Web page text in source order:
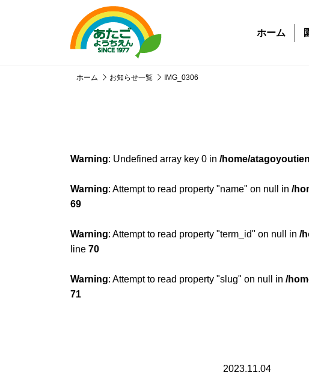
ホーム
ホーム お知らせ一覧 IMG_0306
Warning: Undefined array key 0 in /home/
Warning: Attempt to read property "name" on null in /
69
Warning: Attempt to read property "term_id" on null in /
line 70
Warning: Attempt to read property "slug" on null in /
71
2023.11.04